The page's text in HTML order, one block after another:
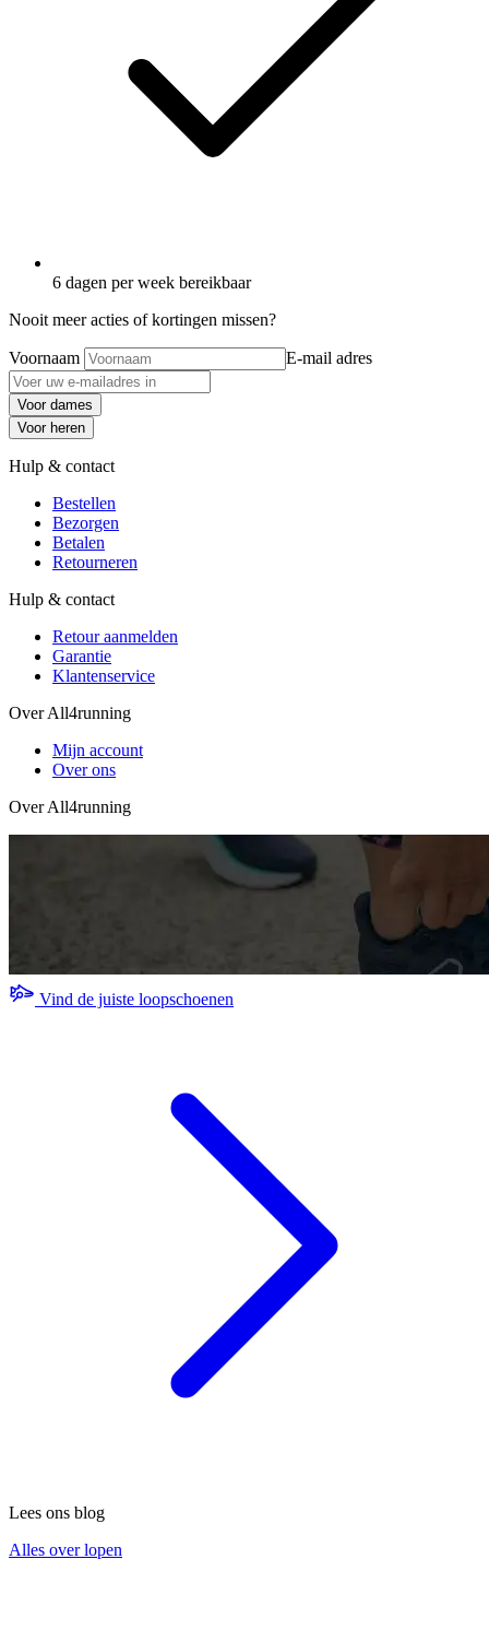
6 dagen per week bereikbaar
Nooit meer acties of kortingen missen?
Voornaam E-mail adres
Voor dames
Voor heren
Hulp & contact
Bestellen
Bezorgen
Betalen
Retourneren
Hulp & contact
Retour aanmelden
Garantie
Klantenservice
Over All4running
Mijn account
Over ons
Over All4running
Vind de juiste loopschoenen
Lees ons blog
Alles over lopen